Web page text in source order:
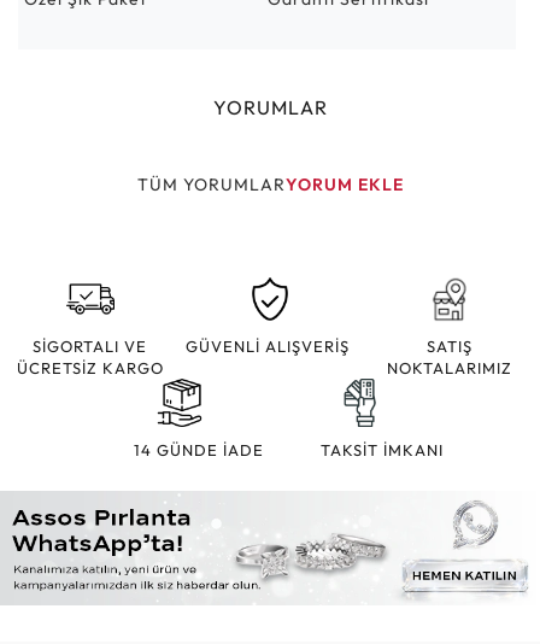
YORUMLAR
TÜM YORUMLARYORUM EKLE
SİGORTALI VE
ÜCRETSİZ KARGO
GÜVENLİ ALIŞVERİŞ
SATIŞ
NOKTALARIMIZ
14 GÜNDE İADE TAKSİT İMKANI